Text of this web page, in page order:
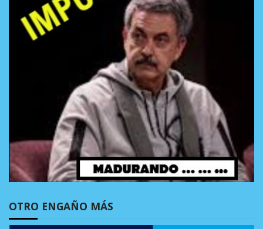
OTRO ENGAÑO MÁS